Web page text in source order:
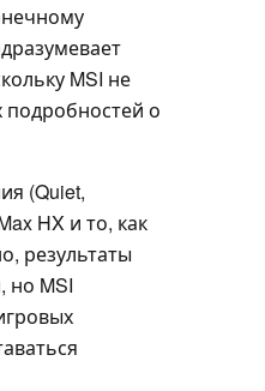
MSI не
подробностей о
(Quiet,
HX и то, как
результаты
но MSI